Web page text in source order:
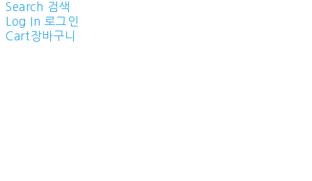
Search 검색
Log In 로그인
Cart장바구니